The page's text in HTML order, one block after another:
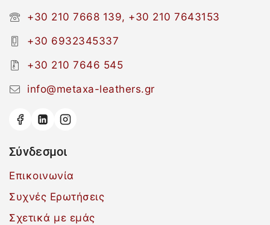
+30 210 7668 139, +30 210 7643153
+30 6932345337
+30 210 7646 545
info@metaxa-leathers.gr
Σύνδεσμοι
Επικοινωνία
Συχνές Ερωτήσεις
Σχετικά με εμάς